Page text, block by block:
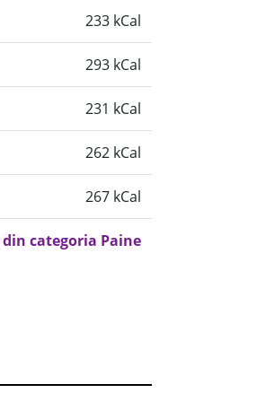
233 kCal
293 kCal
231 kCal
262 kCal
267 kCal
categoria Paine